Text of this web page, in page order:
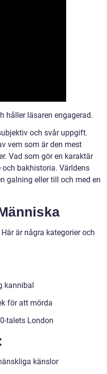
håller läsaren engagerad.
och svår uppgift.
vem som är den mest
Vad som gör en karaktär
bakhistoria. Världens
galning eller till och med en
är några kategorier och
kannibal
för att mörda
talets London
känslor